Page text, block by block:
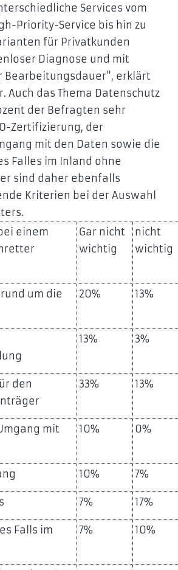
Services vom
Priority-Service bis hin zu
für Privatkunden
Diagnose und mit
Bearbeitungsdauer", erklärt
Auch das Thema Datenschutz
der Befragten sehr
Zertifizierung, der
mit den Daten sowie die
Falles im Inland ohne
sind daher ebenfalls
Kriterien bei der Auswahl
einem
Gar nicht
wichtig
nicht
wichtig
um die
20% 13%
13% 3%
den
33% 13%
mit
10% 0%
10% 7%
7% 17%
Falls im
7% 10%